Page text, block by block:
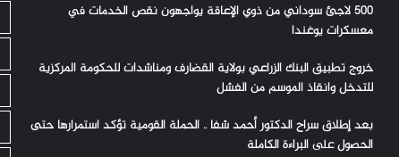
500 لاجئ سوداني من ذوي الإعاقة يواجهون نقص الخدمات في
معسكرات يوغندا
خروج تطبيق البنك الزراعي بولاية القضارف ومناشدات للحكومة المركزية
للتدخل وانقاذ الموسم من الفشل
بعد إطلاق سراح الدكتور أحمد شفا .. الحملة القومية تؤكد استمرارها حتى
الحصول على البراءة الكاملة